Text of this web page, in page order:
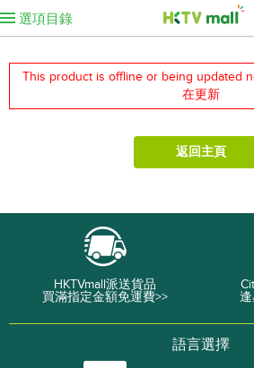
選項目錄
This product is offline or being updated
在更新
返回主頁
HKTVmall派送貨品
買滿指定金額免運費>>
語言選擇